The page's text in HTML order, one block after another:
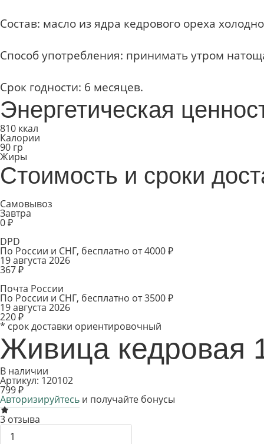
Состав: масло из ядра кедрового ореха
Способ употребления: принимать утром
Срок годности: 6 месяцев.
Энергетическая
810 ккал
Калории
90 гр
Жиры
Стоимость и сроки
Самовывоз
Завтра
0 ₽
DPD
По России и СНГ, бесплатно от 4000 ₽
19 августа 2026
367 ₽
Почта России
По России и СНГ, бесплатно от 3500 ₽
19 августа 2026
220 ₽
* срок доставки ориентировочный
Живица кедровая
В наличии
Артикул: 120102
799 ₽
Авторизируйтесь и получайте бонусы
3 отзыва
1